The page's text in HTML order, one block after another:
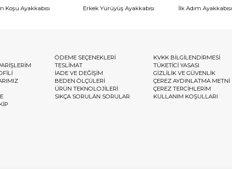
Koşu Ayakkabısı
Erkek Yürüyüş Ayakkabısı
İlk Adım Ayakkabısı
ÖDEME SEÇENEKLERİ
TESLİMAT
İADE VE DEĞİŞİM
BEDEN ÖLÇÜLERİ
ÜRÜN TEKNOLOJİLERİ
SIKÇA SORULAN SORULAR
KVKK BİLGİLENDİRMESİ
TÜKETİCİ YASASI
GİZLİLİK VE GÜVENLİK
ÇEREZ AYDINLATMA METNİ
ÇEREZ TERCİHLERİM
KULLANIM KOŞULLARI